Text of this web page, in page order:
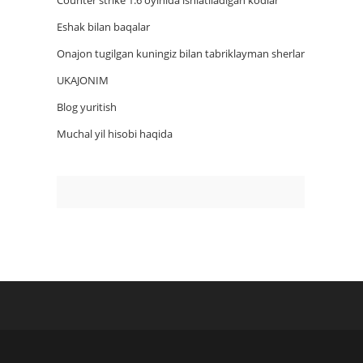
Eshak bilan baqalar
Onajon tugilgan kuningiz bilan tabriklayman sherlar
UKAJONIM
Blog yuritish
Muchal yil hisobi haqida